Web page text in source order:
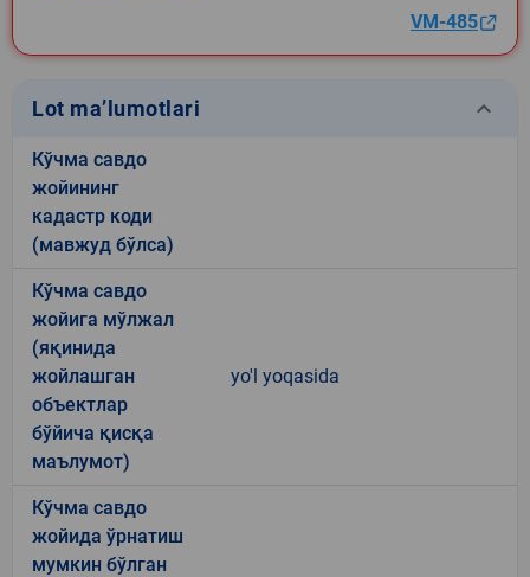
VM-485
Lot ma’lumotlari keyboard_arrow_down
Кўчма савдо
жойининг
кадастр коди
(мавжуд бўлса)
Кўчма савдо
жойига мўлжал
(яқинида
жойлашган
объектлар
бўйича қисқа
маълумот)
yo'l yoqasida
Кўчма савдо
жойида ўрнатиш
мумкин бўлган